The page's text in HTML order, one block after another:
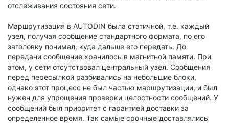
отслеживания состояния сети.
Маршрутизация в AUTODIN была статичной, т.е. каждый
узел, получая сообщение стандартного формата, по его
заголовку понимал, куда дальше его передать. До
передачи сообщение хранилось в магнитной памяти. При
этом, у сети отсутствовал центральный узел. Сообщения
перед пересылкой разбивались на небольшие блоки,
однако этот процесс не был частью маршрутизации, и был
нужен для упрощения проверки целостности сообщений. У
сообщений был приоритет с гарантией доставки за
определенное время. Так самые срочные доставлялись